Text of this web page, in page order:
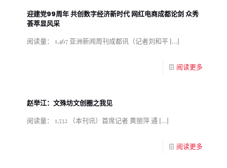
迎建党99周年 共创数字经济新时代 网红电商成都论剑 众秀
荟萃显风采
阅读量： 1,467 亚洲新闻周刊成都讯（记者刘和平 […]
阅读更多
赵举江：文殊坊文创圈之我见
阅读量： 1,532 （本刊讯）首席记者 黄丽萍 通 […]
阅读更多